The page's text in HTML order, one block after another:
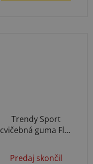
Trendy Sport
cvičebná guma Flex
Predaj skončil